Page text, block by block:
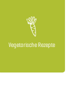
Vegetarische Rezepte